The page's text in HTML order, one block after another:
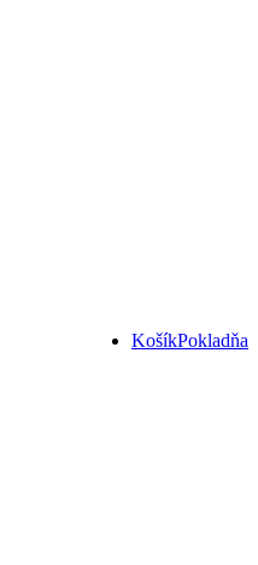
KošíkPokladňa